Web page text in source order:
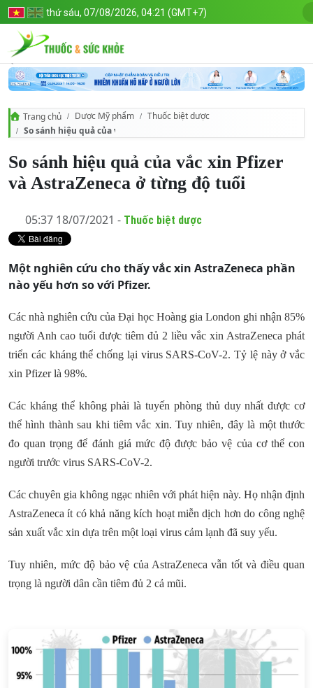
thứ sáu, 07/08/2026, 04:21 (GMT+7)
Trang chủ Dược Mỹ phẩm
Thuốc biệt dược
So sánh hiệu quả của vắc xin Pfizer và AstraZeneca ở từng độ tuổi
So sánh hiệu quả của vắc xin Pfizer
và AstraZeneca ở từng độ tuổi
05:37 18/07/2021 - Thuốc biệt dược
Một nghiên cứu cho thấy vắc xin AstraZeneca phần
nào yếu hơn so với Pfizer.
Các nhà nghiên cứu của Đại học Hoàng gia London ghi nhận 85%
người Anh cao tuổi được tiêm đủ 2 liều vắc xin AstraZeneca phát
triển các kháng thể chống lại virus SARS-CoV-2. Tỷ lệ này ở vắc
xin Pfizer là 98%.
Các kháng thể không phải là tuyến phòng thủ duy nhất được cơ
thể hình thành sau khi tiêm vắc xin. Tuy nhiên, đây là một thước
đo quan trọng để đánh giá mức độ được bảo vệ của cơ thể con
người trước virus SARS-CoV-2.
Các chuyên gia không ngạc nhiên với phát hiện này. Họ nhận định
AstraZeneca ít có khả năng kích hoạt miễn dịch hơn do công nghệ
sản xuất vắc xin dựa trên một loại virus cảm lạnh đã suy yếu.
Tuy nhiên, mức độ bảo vệ của AstraZeneca vẫn tốt và điều quan
trọng là người dân cần tiêm đủ 2 cả mũi.